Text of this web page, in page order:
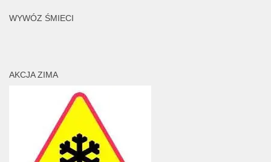
WYWÓZ ŚMIECI
AKCJA ZIMA